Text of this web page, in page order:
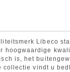
Libeco
hoogwaardige
is, het
collectie vindt u